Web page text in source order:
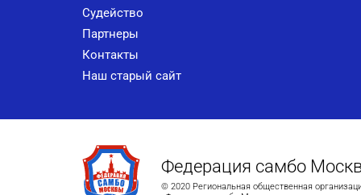
Судейство
Партнеры
Контакты
Наш старый сайт
Федерация самбо
© 2020 Региональная общественная